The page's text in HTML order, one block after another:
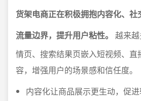
货架电商正在积极拥抱内容化、
流量边界，提升用户粘性。
越来
情页、搜索结果页嵌入短视频、直
容，增强用户的场景感和信任度。
内容化让商品展示更生动，促